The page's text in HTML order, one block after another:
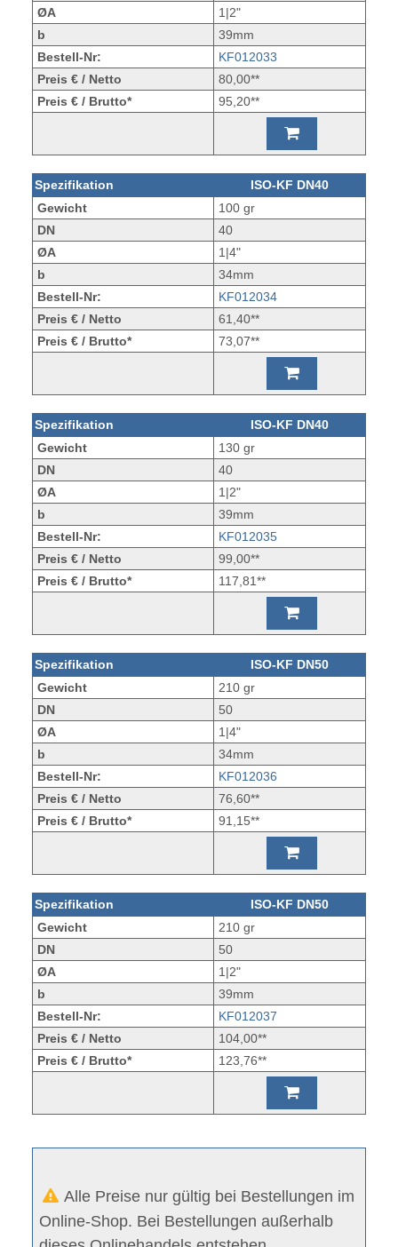
ØA
1|2"
b
39mm
Bestell-Nr:
KF012033
Preis € / Netto
80,00**
Preis € / Brutto*
95,20**
Spezifikation
ISO-KF DN40
Gewicht
100 gr
DN
40
ØA
1|4"
b
34mm
Bestell-Nr:
KF012034
Preis € / Netto
61,40**
Preis € / Brutto*
73,07**
Spezifikation
ISO-KF DN40
Gewicht
130 gr
DN
40
ØA
1|2"
b
39mm
Bestell-Nr:
KF012035
Preis € / Netto
99,00**
Preis € / Brutto*
117,81**
Spezifikation
ISO-KF DN50
Gewicht
210 gr
DN
50
ØA
1|4"
b
34mm
Bestell-Nr:
KF012036
Preis € / Netto
76,60**
Preis € / Brutto*
91,15**
Spezifikation
ISO-KF DN50
Gewicht
210 gr
DN
50
ØA
1|2"
b
39mm
Bestell-Nr:
KF012037
Preis € / Netto
104,00**
Preis € / Brutto*
123,76**
Alle Preise nur gültig bei Bestellungen im
Online-Shop. Bei Bestellungen außerhalb